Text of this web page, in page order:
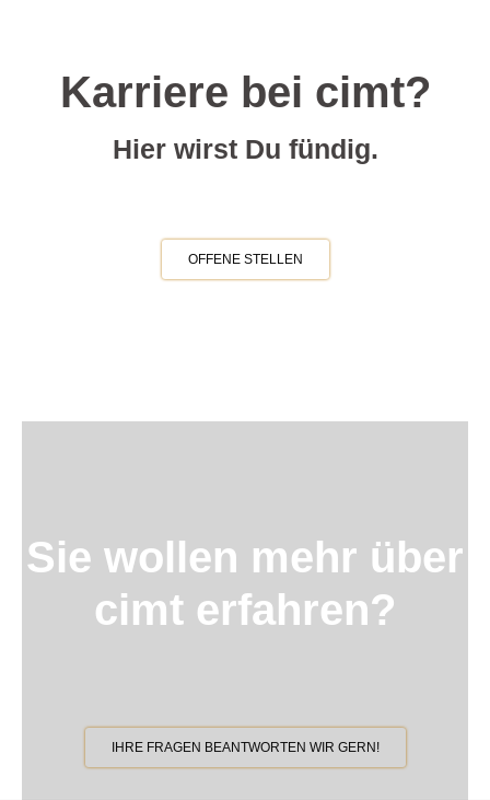
Karriere bei cimt?
Hier wirst Du fündig.
OFFENE STELLEN
Sie wollen mehr über
cimt erfahren?
IHRE FRAGEN BEANTWORTEN WIR GERN!